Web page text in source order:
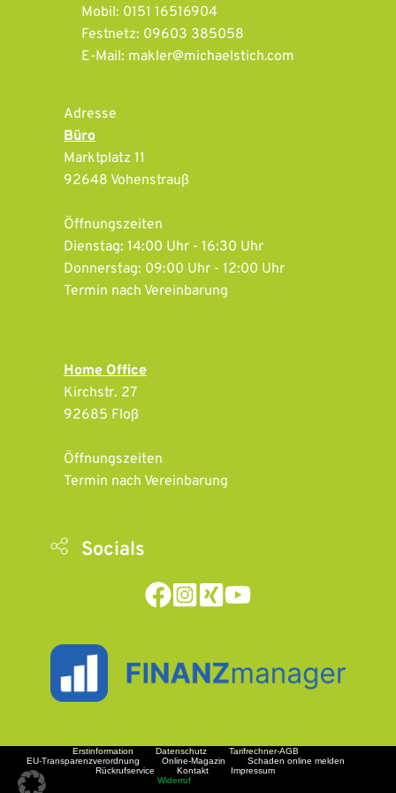
Mobil: 0151 16516904
Festnetz: 09603 385058
E-Mail: makler@michaelstich.com
Adresse
Büro
Marktplatz 11
92648 Vohenstrauß
Öffnungszeiten
Dienstag: 14:00 Uhr - 16:30 Uhr
Donnerstag: 09:00 Uhr - 12:00 Uhr
Termin nach Vereinbarung
Home Office
Kirchstr. 27
92685 Floß
Öffnungszeiten
Termin nach Vereinbarung
Socials
Erstinformation Datenschutz
Tarifrechner-AGB
EU-Transparenzverordnung
Online-Magazin
Schaden online melden
Rückrufservice
Kontakt
Impressum
Widerruf